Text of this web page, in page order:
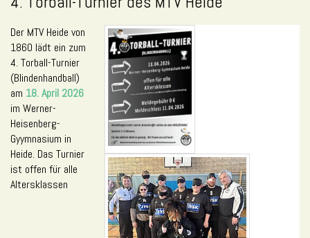
Der MTV Heide von
1860 lädt ein zum
4. Torball-Turnier
(Blindenhandball)
am 18. April 2026
im Werner-
Heisenberg-
Gyymnasium in
Heide. Das Turnier
ist offen für alle
Altersklassen